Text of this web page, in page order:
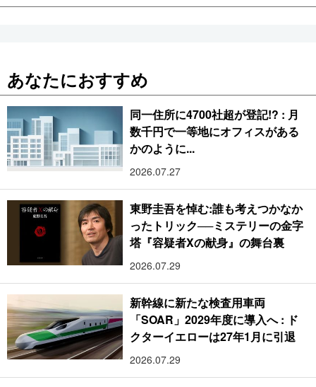
あなたにおすすめ
同一住所に4700社超が登記!? : 月
数千円で一等地にオフィスがある
かのように...
2026.07.27
東野圭吾を悼む:誰も考えつかなか
ったトリック──ミステリーの金字
塔『容疑者Xの献身』の舞台裏
2026.07.29
新幹線に新たな検査用車両
「SOAR」2029年度に導入へ : ド
クターイエローは27年1月に引退
2026.07.29